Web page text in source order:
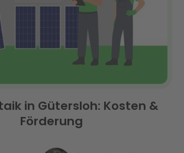
in Gütersloh: Kosten &
Förderung